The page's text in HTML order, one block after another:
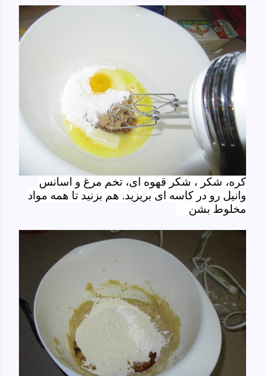
کره، شکر ، شکر قهوه ای، تخم مرغ و اسانس
وانیل رو در کاسه ای بریزید. هم بزنید تا همه مواد
مخلوط بشن